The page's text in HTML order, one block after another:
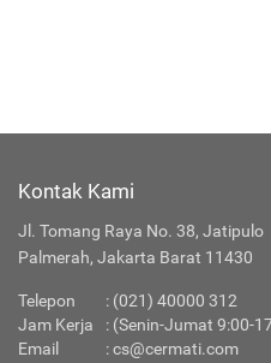
Kontak Kami
Jl. Tomang Raya No. 38, Jatipulo
Palmerah, Jakarta Barat 11430
Telepon
: (021) 40000 312
Jam Kerja
: (Senin-Jumat 9:00-
Email
:cs@cermati.com